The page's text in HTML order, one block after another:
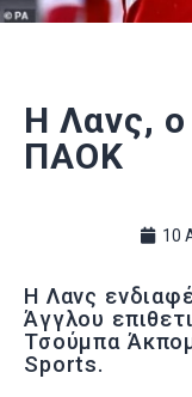
Η Λανς,
ΠΑΟΚ
10
Η Λανς
Άγγλου
Τσούμπα
Sports.